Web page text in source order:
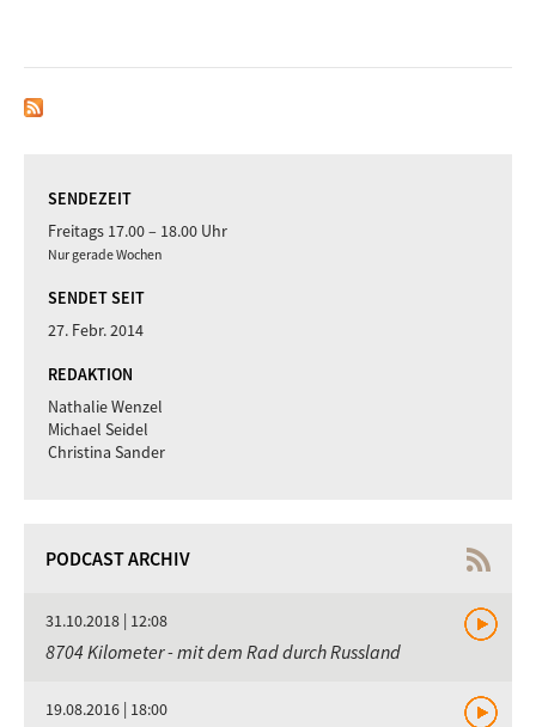
SENDEZEIT
Freitags 17.00 – 18.00 Uhr
Nur gerade Wochen
SENDET SEIT
27. Febr. 2014
REDAKTION
Nathalie Wenzel
Michael Seidel
Christina Sander
PODCAST ARCHIV
31.10.2018 | 12:08
8704 Kilometer - mit dem Rad durch Russland
19.08.2016 | 18:00